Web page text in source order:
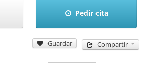
Pedir cita
Guardar Compartir